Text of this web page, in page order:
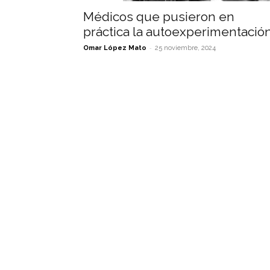
Médicos que pusieron en
práctica la
Omar López Mato - 25 noviembre, 2024